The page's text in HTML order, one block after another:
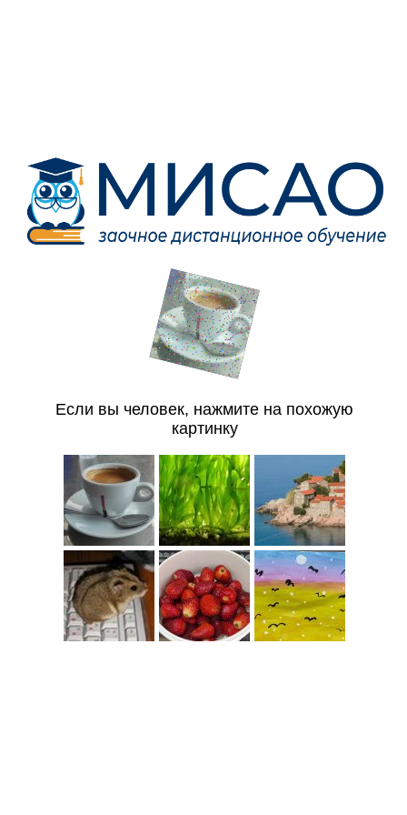
Если вы человек, нажмите на похожую
картинку